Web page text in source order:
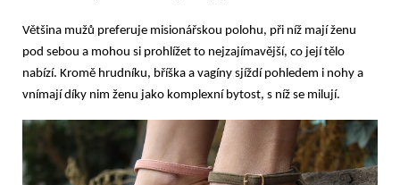
Většina mužů preferuje misionářskou polohu, při níž mají ženu
pod sebou a mohou si prohlížet to nejzajímavější, co její tělo
nabízí. Kromě hrudníku, bříška a vagíny sjíždí pohledem i nohy a
vnímají díky nim ženu jako komplexní bytost, s níž se milují.